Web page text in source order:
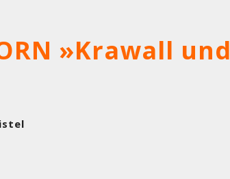
»Krawall und